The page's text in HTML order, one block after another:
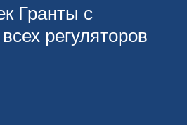
Гранты с
регуляторов